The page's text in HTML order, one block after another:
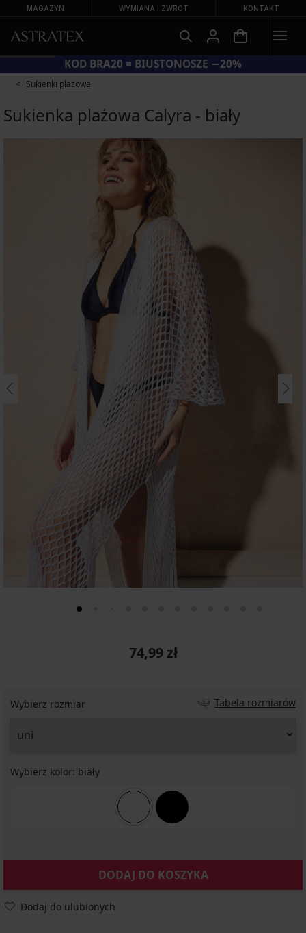
MAGAZYN WYMIANA I ZWROT KONTAKT
KOD BRA20 = BIUSTONOSZE −20%
Sukienki plażowe
Sukienka plażowa Calyra - biały
74,99 zł
Wybierz rozmiar Tabela rozmiarów
Wybierz kolor: biały
DODAJ DO KOSZYKA
Dodaj do ulubionych